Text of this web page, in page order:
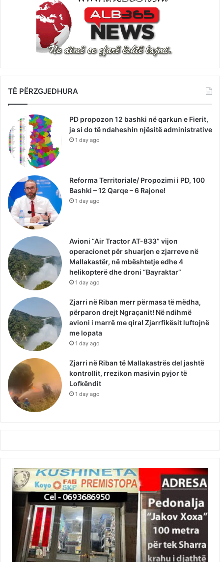
TË PËRZGJEDHURA
PD propozon 12 bashki në qarkun e Fierit,
ja si do të ndaheshin njësitë administrative
1 day ago
Reforma Territoriale/ Propozimi i PD, 100
Bashki – 12 Qarqe – 6 Rajone!
1 day ago
Avioni “Air Tractor AT-833” vijon
operacionet për shuarjen e zjarreve në
Mallakastër, në mbështetje edhe 4
helikopterë dhe droni “Bayraktar”
1 day ago
Zjarri në Riban merr përmasa të mëdha,
përparon drejt Ngraçanit! Në ndihmë
avioni i marrë me qira! Zjarrfikësit luftojnë
me lopata
1 day ago
Zjarri në Riban të Mallakastrës del jashtë
kontrollit, rrezikon masivin pyjor të
Lofkëndit
1 day ago